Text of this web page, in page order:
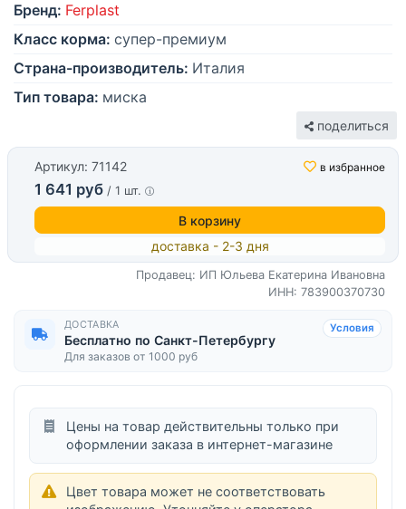
Бренд: Ferplast
Класс корма: супер-премиум
Страна-производитель: Италия
Тип товара: миска
поделиться
Артикул: 71142 в избранное
1 641 руб / 1 шт.
В корзину
доставка - 2-3 дня
Продавец: ИП Юльева Екатерина Ивановна
ИНН: 783900370730
ДОСТАВКА
Бесплатно по Санкт-Петербургу
Для заказов от 1000 руб
Условия
Цены на товар действительны только при
оформлении заказа в интернет-магазине
Цвет товара может не соответствовать